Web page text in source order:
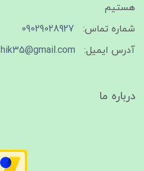
هستیم
شماره تماس:
09029028927
آدرس ایمیل:
درباره ما